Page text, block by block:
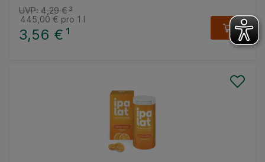
3,56 € ¹
UVP: 4,29 €³
445,00 € pro 1 l